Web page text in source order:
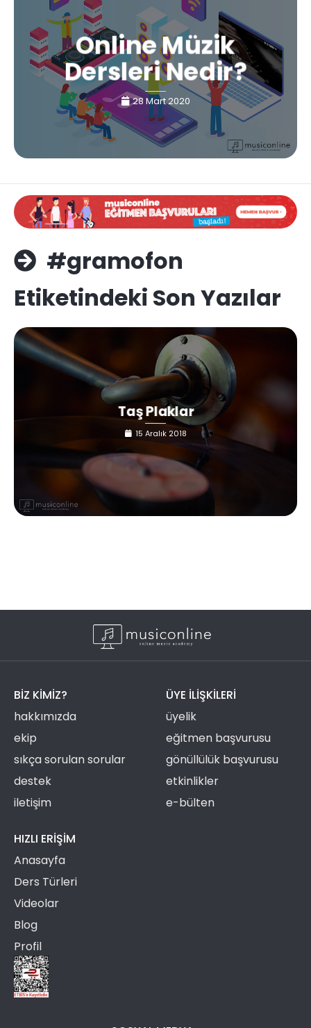
Online Müzik
Dersleri Nedir?
28 Mart 2020
#gramofon
Etiketindeki Son Yazılar
Taş Plaklar
15 Aralık 2018
BIZ KIMIZ?
hakkımızda
ekip
sıkça sorulan sorular
destek
iletişim
ÜYE ILIŞKILERI
üyelik
eğitmen başvurusu
gönüllülük başvurusu
etkinlikler
e-bülten
HIZLI ERIŞIM
Anasayfa
Ders Türleri
Videolar
Blog
Profil